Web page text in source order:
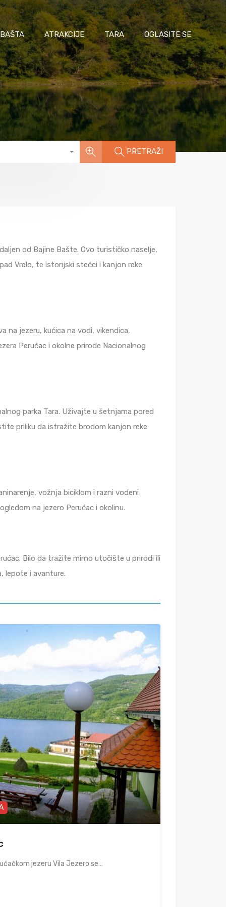
ATRAKCIJE TARA OGLASITE SE
PRETRAŽI
od Bajine Bašte. Ovo turističko naselje,
Vrelo, te istorijski stećci i kanjon reke
na jezeru, kućica na vodi, vikendica,
Perućac i okolne prirode Nacionalnog
parka Tara. Uživajte u šetnjama pored
priliku da istražite brodom kanjon reke
vožnja biciklom i razni vodeni
na jezero Perućac i okolinu.
Bilo da tražite mirno utočište u prirodi ili
lepote i avanture.
jezeru Vila Jezero se…